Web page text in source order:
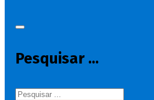
Pesquisar ...
Pesquisar